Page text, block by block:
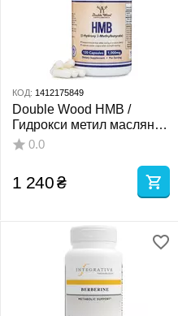
КОД: 1412175849
Double Wood HMB /
Гидрокси метил масляная
кислота 1000 mg 120
0.0
1 240₴